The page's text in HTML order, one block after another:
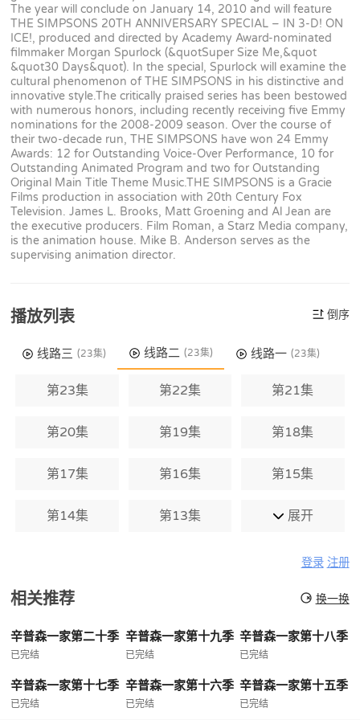
The year will conclude on January 14, 2010 and will feature
THE SIMPSONS 20TH ANNIVERSARY SPECIAL – IN 3-D! ON
ICE!, produced and directed by Academy Award-nominated
filmmaker Morgan Spurlock (&quotSuper Size Me,&quot
&quot30 Days&quot). In the special, Spurlock will examine the
cultural phenomenon of THE SIMPSONS in his distinctive and
innovative style.The critically praised series has been bestowed
with numerous honors, including recently receiving five Emmy
nominations for the 2008-2009 season. Over the course of
their two-decade run, THE SIMPSONS have won 24 Emmy
Awards: 12 for Outstanding Voice-Over Performance, 10 for
Outstanding Animated Program and two for Outstanding
Original Main Title Theme Music.THE SIMPSONS is a Gracie
Films production in association with 20th Century Fox
Television. James L. Brooks, Matt Groening and Al Jean are
the executive producers. Film Roman, a Starz Media company,
is the animation house. Mike B. Anderson serves as the
supervising animation director.
播放列表 倒序
线路三 (23集) 线路二 (23集) 线路一 (23集)
第23集 第22集 第21集
第20集 第19集 第18集
第17集 第16集 第15集
第14集 第13集 展开
登录 注册
相关推荐 换一换
辛普森一家第二十季
已完结
辛普森一家第十九季
已完结
辛普森一家第十八季
已完结
辛普森一家第十七季
已完结
辛普森一家第十六季
已完结
辛普森一家第十五季
已完结